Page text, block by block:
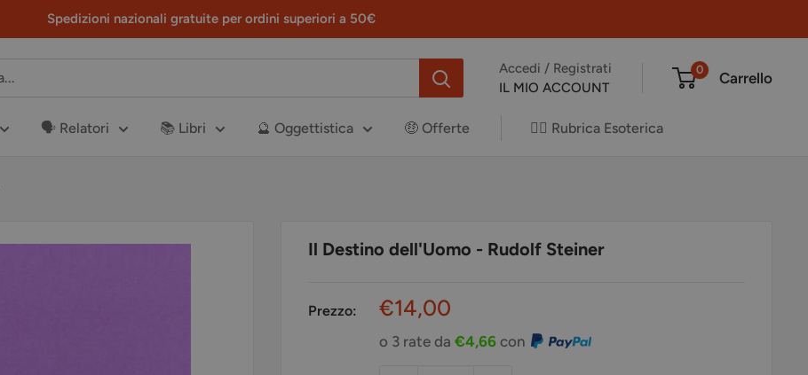
Spedizioni nazionali gratuite per ordini superiori a 50€
Accedi / Registrati
IL MIO ACCOUNT
0 Carrello
🗣️ Relatori 📚 Libri 🔮 Oggettistica 🤑 Offerte ✍🏻 Rubrica Esoterica
Il Destino dell'Uomo - Rudolf Steiner
Prezzo:
Prezzo
scontato
€14,00
o 3 rate da€4,66 con